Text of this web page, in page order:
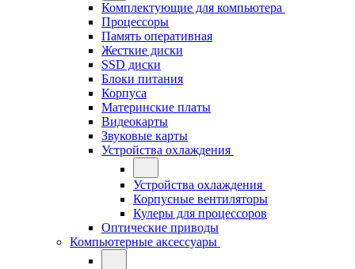
Комплектующие для компьютера
Процессоры
Память оперативная
Жесткие диски
SSD диски
Блоки питания
Корпуса
Материнские платы
Видеокарты
Звуковые карты
Устройства охлаждения
Устройства охлаждения
Корпусные вентиляторы
Кулеры для процессоров
Оптические приводы
Компьютерные аксессуары